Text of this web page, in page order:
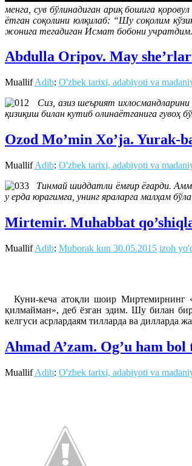
менга, сув бўлинадиган ариқ бошига
ётган соқолини юлқилаб: “Шу соқолим
жонига тегадиган Исмат бобони учратдим.
Abdulla Oripov. May
MuallifAdib: O'zbek tarixi, adabiyoti va
Сиз, азиз шеърият
қизиқиш билан кутиб олинаётганига гувоҳ
Ozod Mo’min Xo’ja. Yurak-
MuallifAdib: O'zbek tarixi, adabiyoti va
Тинмай шиддатли ёмғир ёғарди.
у ерда юрагимга, унинг яраларга малҳам
Mirtemir. Muhabbat
MuallifAdib: Muborak kun 30.05.2015 izoh
Куни-кеча атоқли шоир Миртемирнинг
қилмайман», деб ёзган эдим. Шу билан
келгуси асрлардаям тилларда ва
Ahmad A’zam. Og’u ham
MuallifAdib: O'zbek tarixi, adabiyoti va